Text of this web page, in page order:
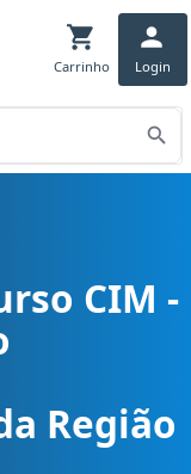
Carrinho Login
Intermunicipal
CIM -
Região